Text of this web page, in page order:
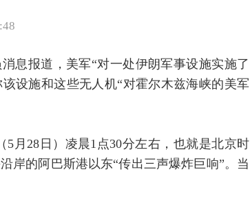
息报道，美军“对一处伊朗军事设施实施了
设施和这些无人机“对霍尔木兹海峡的美军
月28日）凌晨1点30分左右，也就是北京时
岸的阿巴斯港以东“传出三声爆炸巨响”。当